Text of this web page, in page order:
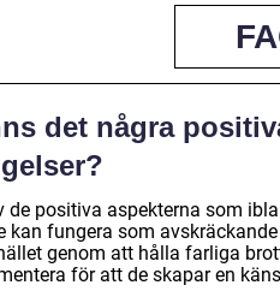
det några
de positiva aspekterna som
kan fungera som
genom att hålla farliga
för att de skapar en